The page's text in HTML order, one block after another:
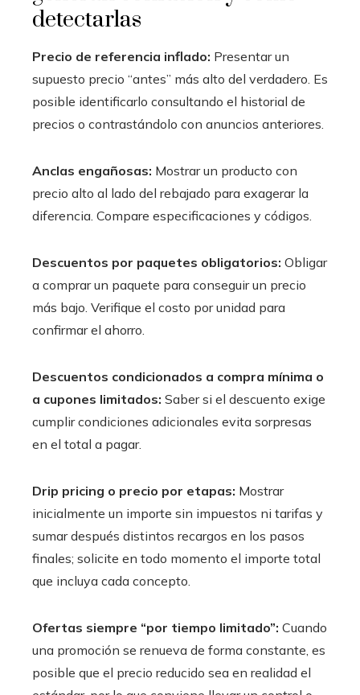
detectarlas
Precio de referencia inflado: Presentar un
supuesto precio “antes” más alto del verdadero. Es
posible identificarlo consultando el historial de
precios o contrastándolo con anuncios anteriores.
Anclas engañosas: Mostrar un producto con
precio alto al lado del rebajado para exagerar la
diferencia. Compare especificaciones y códigos.
Descuentos por paquetes obligatorios: Obligar
a comprar un paquete para conseguir un precio
más bajo. Verifique el costo por unidad para
confirmar el ahorro.
Descuentos condicionados a compra mínima o
a cupones limitados: Saber si el descuento exige
cumplir condiciones adicionales evita sorpresas
en el total a pagar.
Drip pricing o precio por etapas: Mostrar
inicialmente un importe sin impuestos ni tarifas y
sumar después distintos recargos en los pasos
finales; solicite en todo momento el importe total
que incluya cada concepto.
Ofertas siempre “por tiempo limitado”: Cuando
una promoción se renueva de forma constante, es
posible que el precio reducido sea en realidad el